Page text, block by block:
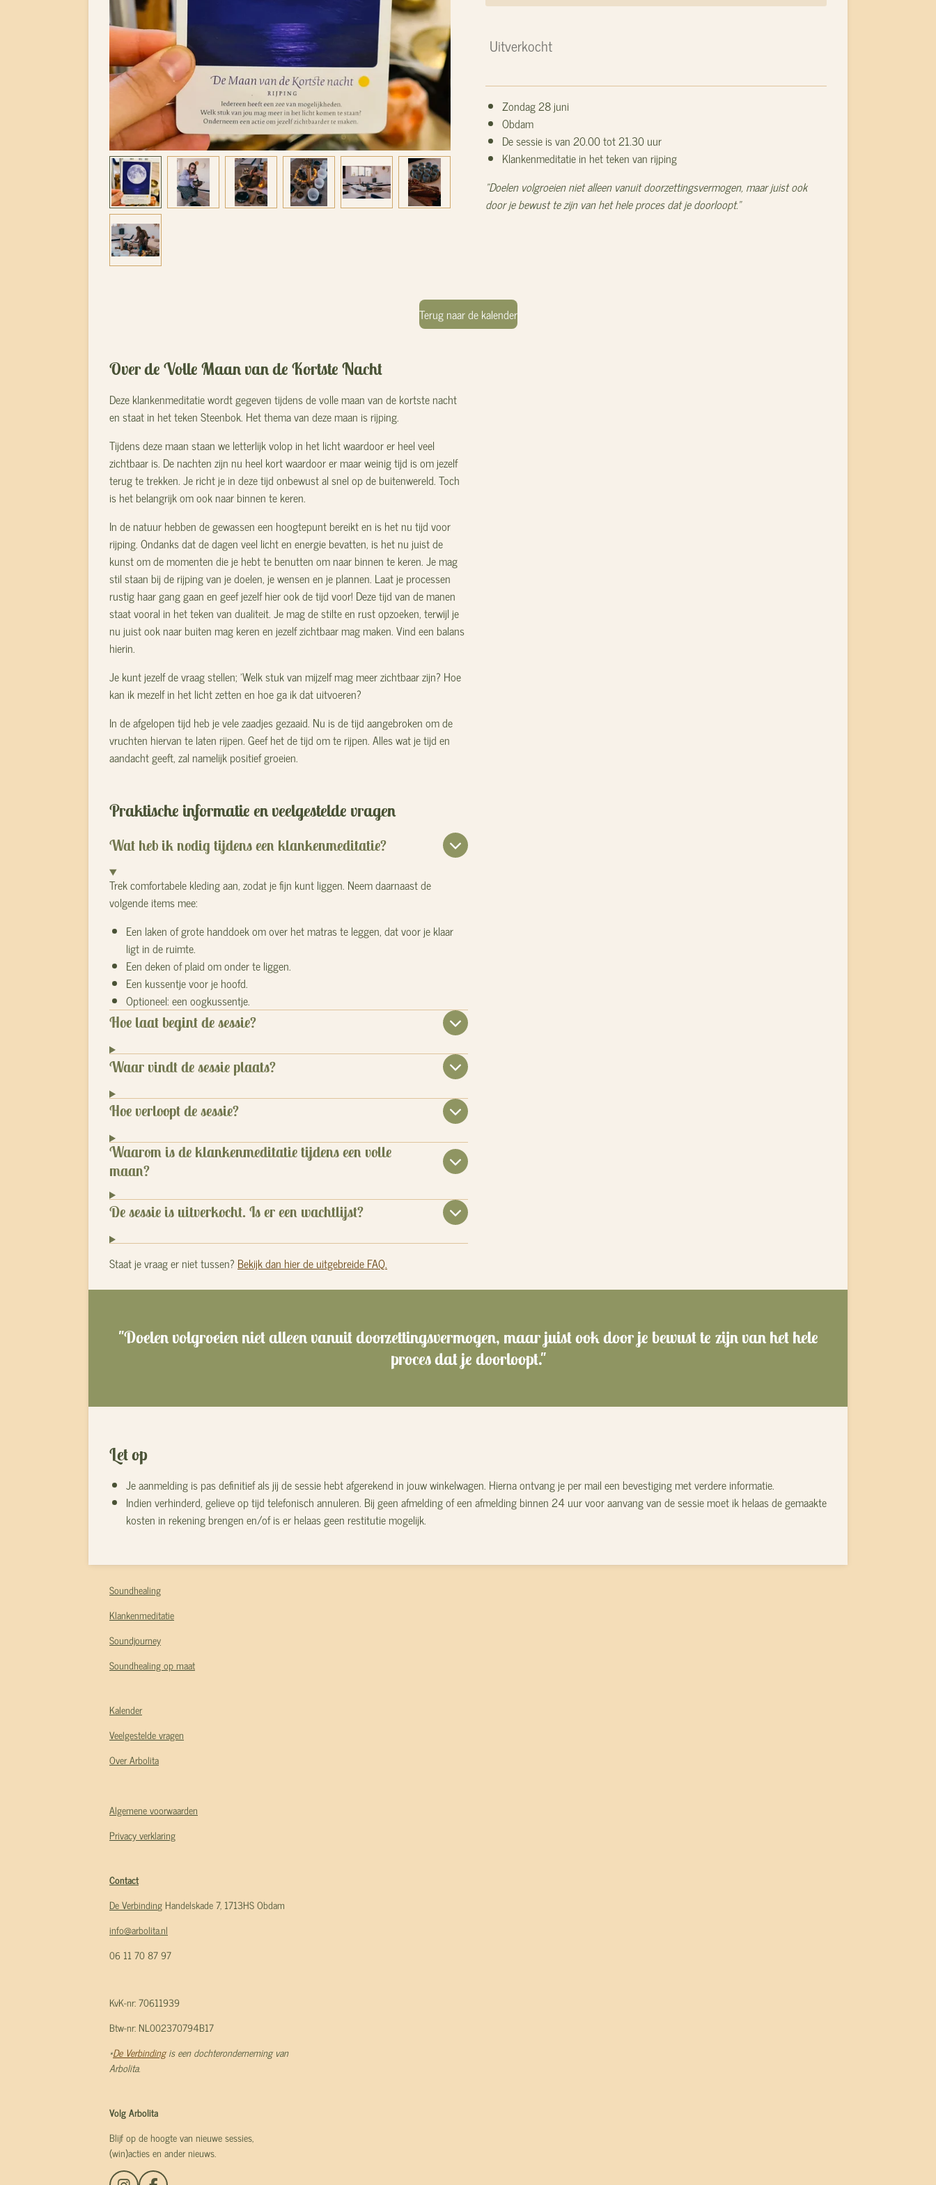
Uitverkocht
Zondag 28 juni
Obdam
De sessie is van 20.00 tot 21.30 uur
Klankenmeditatie in het teken van rijping
"Doelen volgroeien niet alleen vanuit doorzettingsvermogen, maar juist ook
door je bewust te zijn van het hele proces dat je doorloopt."
Terug naar de kalender
Over de Volle Maan van de Kortste Nacht
Deze klankenmeditatie wordt gegeven tijdens de volle maan van de kortste nacht
en staat in het teken Steenbok. Het thema van deze maan is rijping.
Tijdens deze maan staan we letterlijk volop in het licht waardoor er heel veel
zichtbaar is. De nachten zijn nu heel kort waardoor er maar weinig tijd is om jezelf
terug te trekken. Je richt je in deze tijd onbewust al snel op de buitenwereld. Toch
is het belangrijk om ook naar binnen te keren.
In de natuur hebben de gewassen een hoogtepunt bereikt en is het nu tijd voor
rijping. Ondanks dat de dagen veel licht en energie bevatten, is het nu juist de
kunst om de momenten die je hebt te benutten om naar binnen te keren. Je mag
stil staan bij de rijping van je doelen, je wensen en je plannen. Laat je processen
rustig haar gang gaan en geef jezelf hier ook de tijd voor! Deze tijd van de manen
staat vooral in het teken van dualiteit. Je mag de stilte en rust opzoeken, terwijl je
nu juist ook naar buiten mag keren en jezelf zichtbaar mag maken. Vind een balans
hierin.
Je kunt jezelf de vraag stellen; 'Welk stuk van mijzelf mag meer zichtbaar zijn? Hoe
kan ik mezelf in het licht zetten en hoe ga ik dat uitvoeren?
In de afgelopen tijd heb je vele zaadjes gezaaid. Nu is de tijd aangebroken om de
vruchten hiervan te laten rijpen. Geef het de tijd om te rijpen. Alles wat je tijd en
aandacht geeft, zal namelijk positief groeien.
Praktische informatie en veelgestelde vragen
Wat heb ik nodig tijdens een klankenmeditatie?
Trek comfortabele kleding aan, zodat je fijn kunt liggen. Neem daarnaast de
volgende items mee:
Een laken of grote handdoek om over het matras te leggen, dat voor je klaar
ligt in de ruimte.
Een deken of plaid om onder te liggen.
Een kussentje voor je hoofd.
Optioneel: een oogkussentje.
Hoe laat begint de sessie?
Waar vindt de sessie plaats?
Hoe verloopt de sessie?
Waarom is de klankenmeditatie tijdens een volle
maan?
De sessie is uitverkocht. Is er een wachtlijst?
Staat je vraag er niet tussen? Bekijk dan hier de uitgebreide FAQ.
"Doelen volgroeien niet alleen vanuit doorzettingsvermogen, maar juist ook door je bewust te zijn van het hele
proces dat je doorloopt."
Let op
Je aanmelding is pas definitief als jij de sessie hebt afgerekend in jouw winkelwagen. Hierna ontvang je per mail een bevestiging met verdere informatie.
Indien verhinderd, gelieve op tijd telefonisch annuleren. Bij geen afmelding of een afmelding binnen 24 uur voor aanvang van de sessie moet ik helaas de gemaakte
kosten in rekening brengen en/of is er helaas geen restitutie mogelijk.
Soundhealing
Klankenmeditatie
Soundjourney
Soundhealing op maat
Kalender
Veelgestelde vragen
Over Arbolita
Algemene voorwaarden
Privacy verklaring
Contact
De Verbinding Handelskade 7, 1713HS Obdam
info@arbolita.nl
06 11 70 87 97
KvK-nr: 70611939
Btw-nr: NL002370794B17
*De Verbindingis een dochteronderneming van
Arbolita.
Volg Arbolita
Blijf op de hoogte van nieuwe sessies,
(win)acties en ander nieuws.